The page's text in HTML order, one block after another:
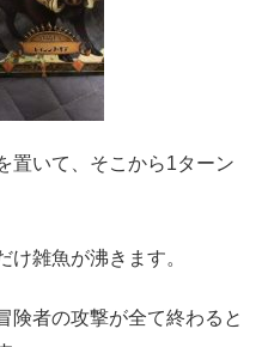
置いて、そこから1ターン
け雑魚が沸きます。
険者の攻撃が全て終わると